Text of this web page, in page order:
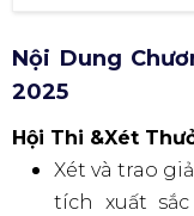
Nội Dung
2025
Hội Thi &Xét
Xét và trao
tích xuất